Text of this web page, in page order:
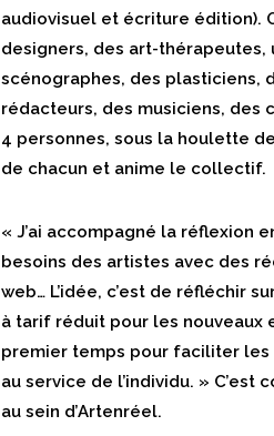
audiovisuel et écriture édition).
designers, des art-
scénographes, des plasticiens,
rédacteurs, des musiciens, des
4 personnes, sous la houlette
de chacun et anime le collectif.
« J’ai accompagné la réflexion
besoins des artistes avec des
web… L’idée, c’est de réfléchir
à tarif réduit pour les nouveaux
premier temps pour faciliter les
au service de l’individu. » C’est
au sein d’Artenréel.